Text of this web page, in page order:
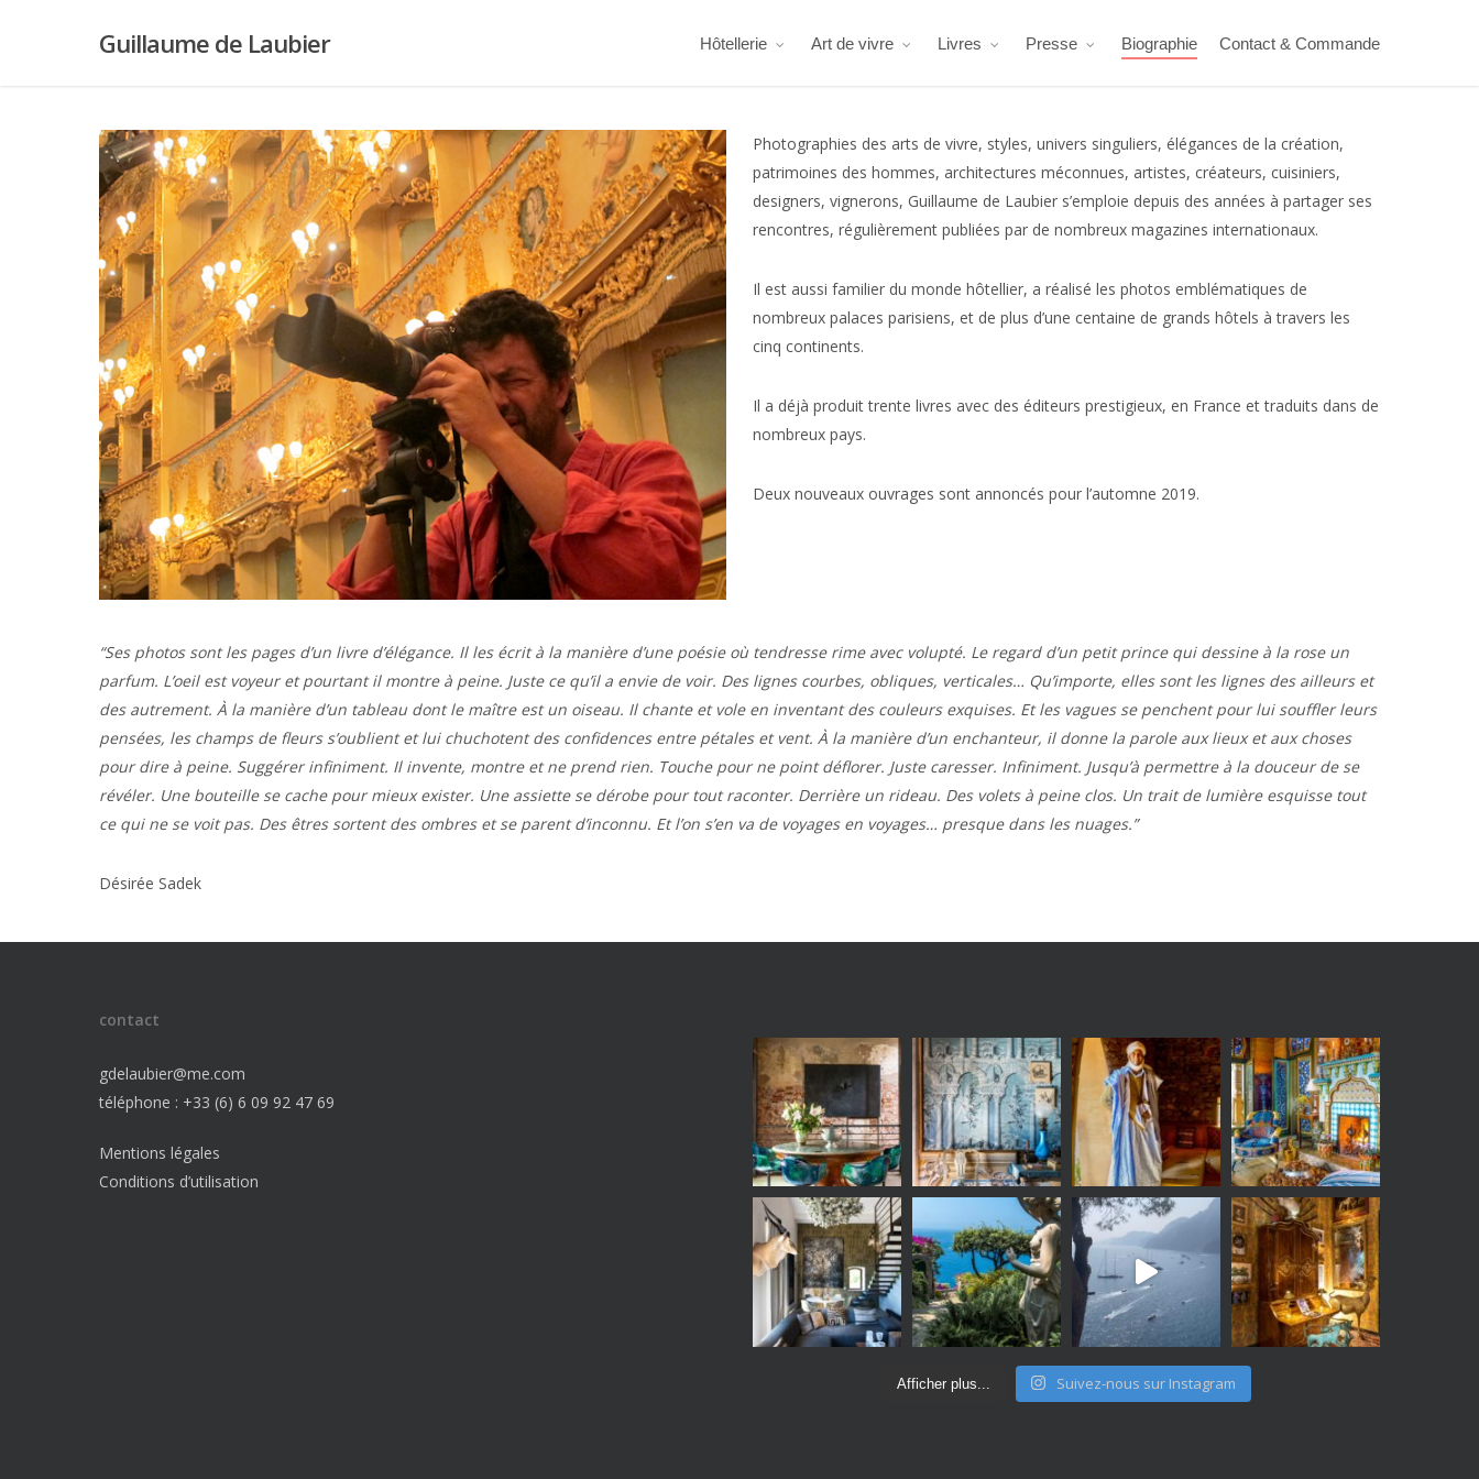
Guillaume de Laubier Hôtellerie Art de vivre Livres Presse Biographie Contact & Commande
Photographies des arts de vivre, styles, univers singuliers, élégances de la création,
patrimoines des hommes, architectures méconnues, artistes, créateurs, cuisiniers,
designers, vignerons, Guillaume de Laubier s’emploie depuis des années à partager ses
rencontres, régulièrement publiées par de nombreux magazines internationaux.
Il est aussi familier du monde hôtellier, a réalisé les photos emblématiques de
nombreux palaces parisiens, et de plus d’une centaine de grands hôtels à travers les
cinq continents.
Il a déjà produit trente livres avec des éditeurs prestigieux, en France et traduits dans de
nombreux pays.
Deux nouveaux ouvrages sont annoncés pour l’automne 2019.
“Ses photos sont les pages d’un livre d’élégance. Il les écrit à la manière d’une poésie où tendresse rime avec volupté. Le regard d’un petit prince qui dessine à la rose un
parfum. L’oeil est voyeur et pourtant il montre à peine. Juste ce qu’il a envie de voir. Des lignes courbes, obliques, verticales… Qu’importe, elles sont les lignes des ailleurs et
des autrement. À la manière d’un tableau dont le maître est un oiseau. Il chante et vole en inventant des couleurs exquises. Et les vagues se penchent pour lui souffler leurs
pensées, les champs de fleurs s’oublient et lui chuchotent des confidences entre pétales et vent. À la manière d’un enchanteur, il donne la parole aux lieux et aux choses
pour dire à peine. Suggérer infiniment. Il invente, montre et ne prend rien. Touche pour ne point déflorer. Juste caresser. Infiniment. Jusqu’à permettre à la douceur de se
révéler. Une bouteille se cache pour mieux exister. Une assiette se dérobe pour tout raconter. Derrière un rideau. Des volets à peine clos. Un trait de lumière esquisse tout
ce qui ne se voit pas. Des êtres sortent des ombres et se parent d’inconnu. Et l’on s’en va de voyages en voyages… presque dans les nuages.”
Désirée Sadek
contact
gdelaubier@me.com
téléphone : +33 (6) 6 09 92 47 69
Mentions légales
Conditions d’utilisation
Afficher plus... Suivez-nous sur Instagram